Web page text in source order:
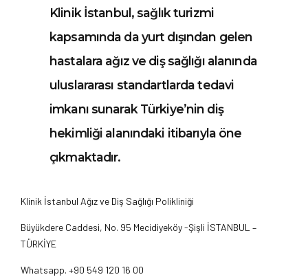
Klinik İstanbul, sağlık turizmi
kapsamında da yurt dışından gelen
hastalara ağız ve diş sağlığı alanında
uluslararası standartlarda tedavi
imkanı sunarak Türkiye’nin diş
hekimliği alanındaki itibarıyla öne
çıkmaktadır.
Klinik İstanbul Ağız ve Diş Sağlığı Polikliniği
Büyükdere Caddesi, No. 95 Mecidiyeköy -Şişli İSTANBUL –
TÜRKİYE
Whatsapp. +90 549 120 16 00